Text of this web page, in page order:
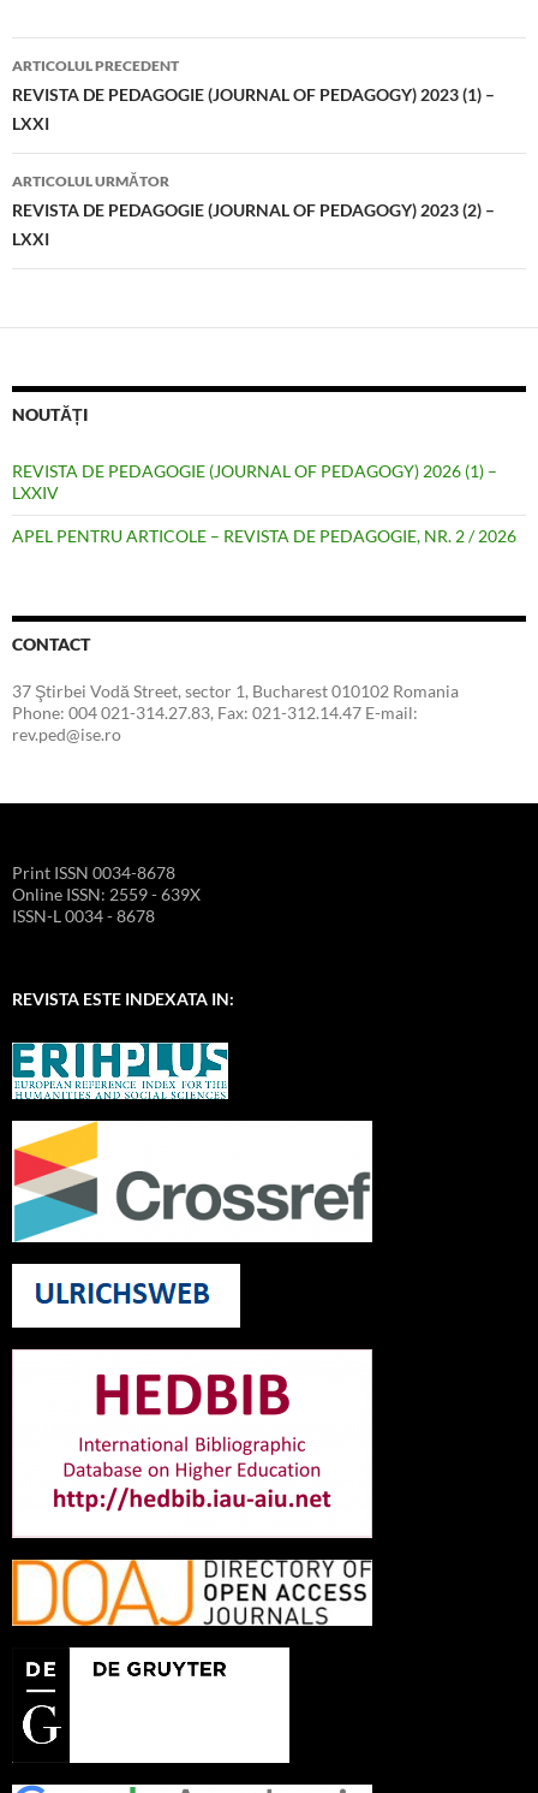
Navigare
în
articole
ARTICOLUL PRECEDENT
REVISTA DE PEDAGOGIE (JOURNAL OF PEDAGOGY) 2023 (1) –
LXXI
ARTICOLUL URMĂTOR
REVISTA DE PEDAGOGIE (JOURNAL OF PEDAGOGY) 2023 (2) –
LXXI
NOUTĂȚI
REVISTA DE PEDAGOGIE (JOURNAL OF PEDAGOGY) 2026 (1) –
LXXIV
APEL PENTRU ARTICOLE – REVISTA DE PEDAGOGIE, NR. 2 / 2026
CONTACT
37 Ştirbei Vodă Street, sector 1, Bucharest 010102 Romania
Phone: 004 021-314.27.83, Fax: 021-312.14.47 E-mail:
rev.ped@ise.ro
Print ISSN 0034-8678
Online ISSN: 2559 - 639X
ISSN-L 0034 - 8678
REVISTA ESTE INDEXATA IN: